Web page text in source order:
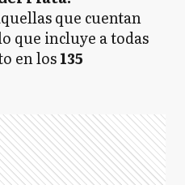
que cuentan
que incluye a todas
en los135